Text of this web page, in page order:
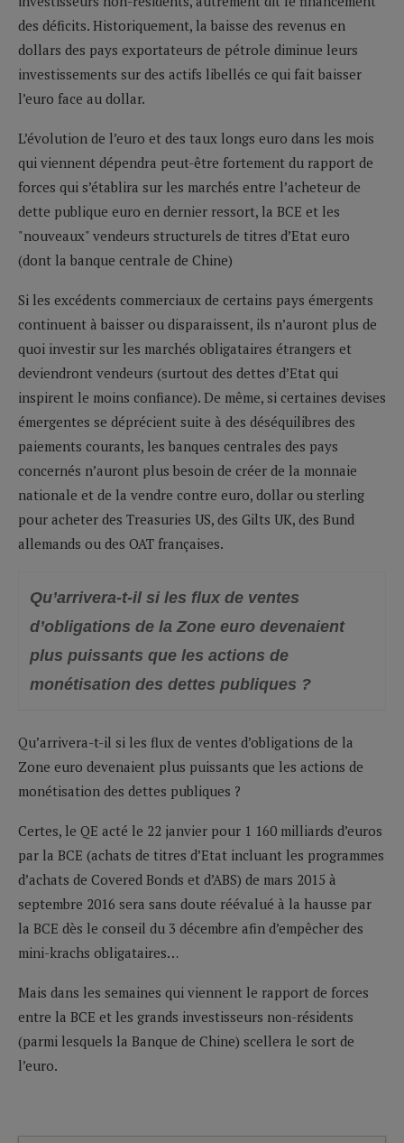
des déficits. Historiquement, la baisse des revenus en
dollars des pays exportateurs de pétrole diminue leurs
investissements sur des actifs libellés ce qui fait baisser
l’euro face au dollar.
L’évolution de l’euro et des taux longs euro dans les mois
qui viennent dépendra peut-être fortement du rapport de
forces qui s’établira sur les marchés entre l’acheteur de
dette publique euro en dernier ressort, la BCE et les
"nouveaux" vendeurs structurels de titres d’Etat euro
(dont la banque centrale de Chine)
Si les excédents commerciaux de certains pays émergents
continuent à baisser ou disparaissent, ils n’auront plus de
quoi investir sur les marchés obligataires étrangers et
deviendront vendeurs (surtout des dettes d’Etat qui
inspirent le moins confiance). De même, si certaines devises
émergentes se déprécient suite à des déséquilibres des
paiements courants, les banques centrales des pays
concernés n’auront plus besoin de créer de la monnaie
nationale et de la vendre contre euro, dollar ou sterling
pour acheter des Treasuries US, des Gilts UK, des Bund
allemands ou des OAT françaises.
Qu’arrivera-t-il si les flux de ventes
d’obligations de la Zone euro devenaient
plus puissants que les actions de
monétisation des dettes publiques ?
Qu’arrivera-t-il si les flux de ventes d’obligations de la
Zone euro devenaient plus puissants que les actions de
monétisation des dettes publiques ?
Certes, le QE acté le 22 janvier pour 1 160 milliards d’euros
par la BCE (achats de titres d’Etat incluant les programmes
d’achats de Covered Bonds et d’ABS) de mars 2015 à
septembre 2016 sera sans doute réévalué à la hausse par
la BCE dès le conseil du 3 décembre afin d’empêcher des
mini-krachs obligataires…
Mais dans les semaines qui viennent le rapport de forces
entre la BCE et les grands investisseurs non-résidents
(parmi lesquels la Banque de Chine) scellera le sort de
l’euro.